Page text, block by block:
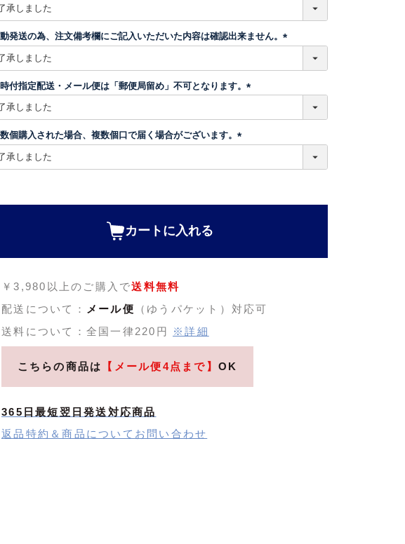
)
発送の為、注文備考欄にご記入いただいた内容は確認出来ません。
)
時付指定配送・メール便は「郵便局留め」不可となります。
)
個購入された場合、複数個口で届く場合がございます。
カートに入れる
￥3,980以上のご購入で送料無料
配送について：
メール便
（ゆうパケット）対応可
送料について：全国一律220円
※詳細
こちらの商品は 【メール便4点まで】 OK
365日最短翌日発送対応商品
返品特約＆商品についてお問い合わせ